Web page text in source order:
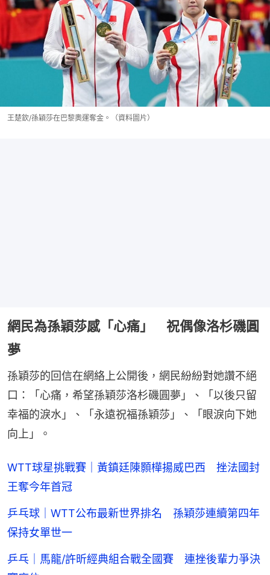
王楚欽/孫穎莎在巴黎奧運奪金。（資料圖片）
網民為孫穎莎感「心痛」 祝偶像洛杉磯圓
夢
孫穎莎的回信在網絡上公開後，網民紛紛對她讚不絕
口：「心痛，希望孫穎莎洛杉磯圓夢」、「以後只留
幸福的淚水」、「永遠祝福孫穎莎」、「眼淚向下她
向上」。
WTT球星挑戰賽｜黃鎮廷陳顥樺揚威巴西 挫法國封
王奪今年首冠
乒乓球｜WTT公布最新世界排名 孫穎莎連續第四年
保持女單世一
乒乓｜馬龍/許昕經典組合戰全國賽 連挫後輩力爭決